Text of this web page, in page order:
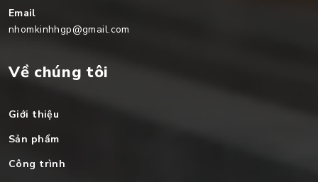
Email
nhomkinhhgp@gmail.com
Về chúng tôi
Giới thiệu
Sản phẩm
Công trình